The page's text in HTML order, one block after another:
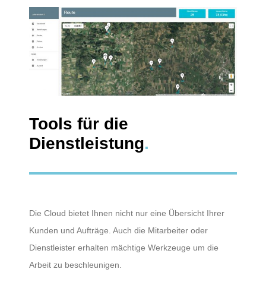
Tools für die
Dienstleistung.
Die Cloud bietet Ihnen nicht nur eine Übersicht Ihrer
Kunden und Aufträge. Auch die Mitarbeiter oder
Dienstleister erhalten mächtige Werkzeuge um die
Arbeit zu beschleunigen.